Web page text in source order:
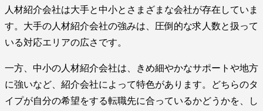
人材紹介会社は大手と中小とさまざまな会社が存在していま
す。大手の人材紹介会社の強みは、圧倒的な求人数と扱って
いる対応エリアの広さです。
一方、中小の人材紹介会社は、きめ細やかなサポートや地方
に強いなど、紹介会社によって特色があります。どちらのタ
イプが自分の希望をする転職先に合っているかどうかを、し